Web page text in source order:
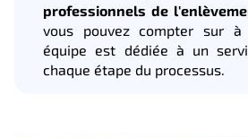
professionnels de
vous pouvez compter sur
équipe est dédiée à un
chaque étape du processus.